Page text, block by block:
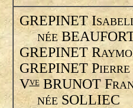
GREPINET I
NÉE
GREPINET R
GREPINET PIERRE
VVEBRUNOT F
NÉESOLLIEC